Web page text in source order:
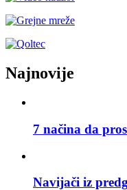
Najnovije
7 načina da
Navijači iz